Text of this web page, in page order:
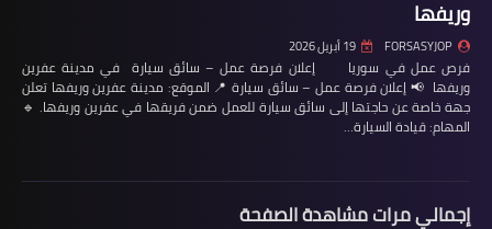
وريفها
FORSASYJOP 19 أبريل 2026
فرص عمل في سوريا إعلان فرصة عمل – سائق سيارة في مدينة عفرين
وريفها 📢 إعلان فرصة عمل – سائق سيارة 📍 الموقع: مدينة عفرين وريفها تعلن
جهة خاصة عن حاجتها إلى سائق سيارة للعمل ضمن فريقها في عفرين وريفها. 🔹
المهام: قيادة السيارة…
إجمالي مرات مشاهدة الصفحة